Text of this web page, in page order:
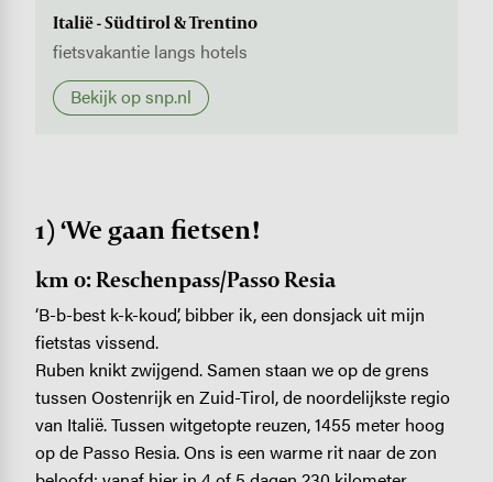
Italië - Südtirol & Trentino
fietsvakantie langs hotels
Bekijk op snp.nl
1) ‘We gaan fietsen!
km 0: Reschenpass/Passo Resia
‘B-b-best k-k-koud’, bibber ik, een donsjack uit mijn
fietstas vissend.
Ruben knikt zwijgend. Samen staan we op de grens
tussen Oostenrijk en Zuid-Tirol, de noordelijkste regio
van Italië. Tussen witgetopte reuzen, 1455 meter hoog
op de Passo Resia. Ons is een warme rit naar de zon